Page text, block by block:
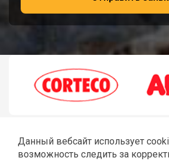
Данный вебсайт использует
возможность следить за